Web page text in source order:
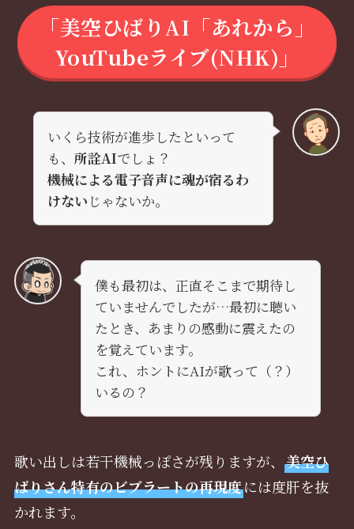
「美空ひばりAI「あれから」
YouTubeライブ(NHK)」
いくら技術が進歩したといって
も、 所詮AIでしょ？
機械による電子音声に魂が宿るわ
けない じゃないか。
僕も最初は、正直そこまで期待し
ていませんでしたが…最初に聴い
たとき、あまりの感動に震えたの
を覚えています。
これ、ホントにAIが歌って（？）
いるの？
歌い出しは若干機械っぽさが残りますが、 美空ひ
ばりさん特有のビブラートの再現度には度肝を抜
かれます。